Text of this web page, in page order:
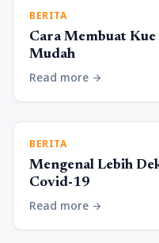
BERITA
Cara Membuat
Mudah
Read more arrow_forward
BERITA
Mengenal Lebih
Covid-19
Read more arrow_forward